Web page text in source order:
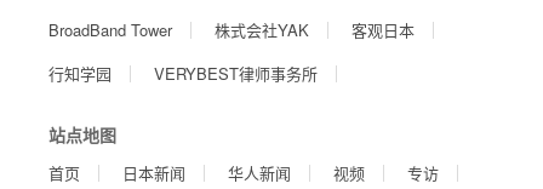
BroadBand Tower
株式会社YAK
客观日本
行知学园
VERYBEST律师事务所
站点地图
首页 日本新闻 华人新闻 视频
专访